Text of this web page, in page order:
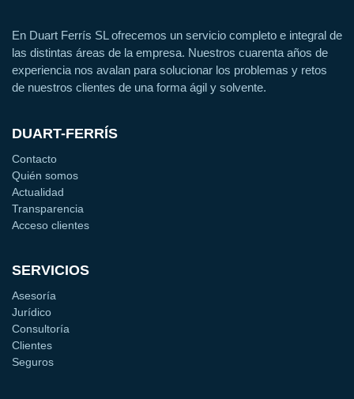
En Duart Ferrís SL ofrecemos un servicio completo e integral de
las distintas áreas de la empresa. Nuestros cuarenta años de
experiencia nos avalan para solucionar los problemas y retos
de nuestros clientes de una forma ágil y solvente.
DUART-FERRÍS
Contacto
Quién somos
Actualidad
Transparencia
Acceso clientes
SERVICIOS
Asesoría
Jurídico
Consultoría
Clientes
Seguros